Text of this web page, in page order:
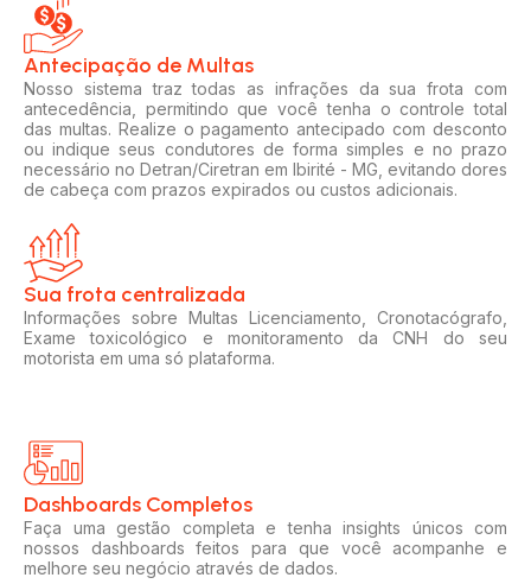
Antecipação de Multas
Nosso sistema traz todas as infrações da sua frota com
antecedência, permitindo que você tenha o controle total
das multas. Realize o pagamento antecipado com desconto
ou indique seus condutores de forma simples e no prazo
necessário no Detran/Ciretran em Ibirité - MG, evitando dores
de cabeça com prazos expirados ou custos adicionais.
Sua frota centralizada​
Informações sobre Multas Licenciamento, Cronotacógrafo,
Exame toxicológico e monitoramento da CNH do seu
motorista em uma só plataforma.
Dashboards Completos​​
Faça uma gestão completa e tenha insights únicos com
nossos dashboards feitos para que você acompanhe e
melhore seu negócio através de dados.